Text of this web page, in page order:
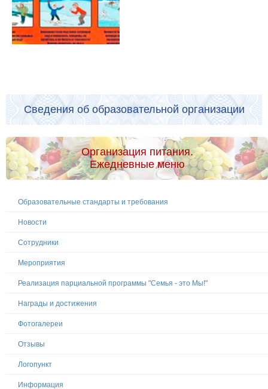
Сведения об образовательной организации
Организация питания.
Ежедневные меню
Образовательные стандарты и требования
Новости
Сотрудники
Мероприятия
Реализация парциальной программы "Семья - это Мы!"
Награды и достижения
Фотогалереи
Отзывы
Логопункт
Информация